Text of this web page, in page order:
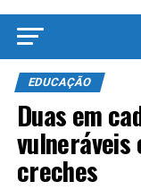
EDUCAÇÃO
Duas em
creches